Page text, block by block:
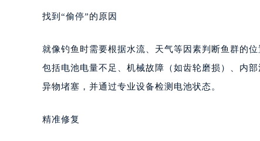
找到“偷停”的原因
就像钓鱼时需要根据水流、天气等因素判断鱼群的
包括电池电量不足、机械故障（如齿轮磨损）、内
异物堵塞，并通过专业设备检测电池状态。
精准修复